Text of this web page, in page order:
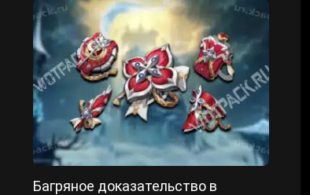
ГГ
Багряное доказательство в